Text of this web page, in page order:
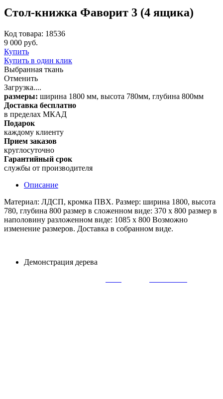
Стол-книжка Фаворит 3 (4 ящика)
Код товара: 18536
9 000 руб.
Купить
Купить в один клик
Выбранная ткань
Отменить
Загрузка....
размеры: ширина 1800 мм, высота 780мм, глубина 800мм
Доставка бесплатно
в пределах МКАД
Подарок
каждому клиенту
Прием заказов
круглосуточно
Гарантийный срок
службы от производителя
Описание
Материал: ЛДСП, кромка ПВХ. Размер: ширина 1800, высота
780, глубина 800 размер в сложенном виде: 370 х 800 размер в
наполовину разложенном виде: 1085 х 800 Возможно
изменение размеров. Доставка в собранном виде.
Демонстрация дерева